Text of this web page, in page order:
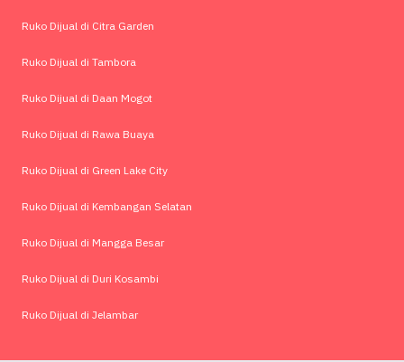
Ruko Dijual di Citra Garden
Ruko Dijual di Tambora
Ruko Dijual di Daan Mogot
Ruko Dijual di Rawa Buaya
Ruko Dijual di Green Lake City
Ruko Dijual di Kembangan Selatan
Ruko Dijual di Mangga Besar
Ruko Dijual di Duri Kosambi
Ruko Dijual di Jelambar